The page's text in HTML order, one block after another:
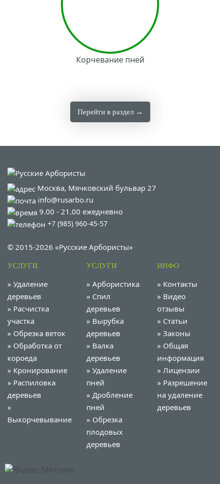
Корчевание пней
Перейти в раздел →
Москва, Мячковский бульвар 27
info@rusarbo.ru
9.00 - 21.00 ежедневно
+7 (985) 960-45-57
© 2015-2026 «Русские Арбористы»
УСЛУГИ
» Удаление
деревьев
» Расчистка
участка
» Обрезка веток
» Обработка от
короеда
» Кронирование
» Распиловка
деревьев
»
Выкорчевывание
УСЛУГИ
» Арбористика
» Спил
деревьев
» Вырубка
деревьев
» Валка
деревьев
» Удаление
пней
» Дробление
пней
» Обрезка
плодовых
деревьев
ИНФО
» Контакты
» Видео
отзывы
» Статьи
» Законы
» Общая
информация
» Лицензии
» Разрешение
на удаление
деревьев